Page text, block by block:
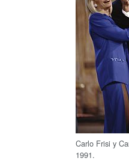
Carlo Frisi y
1991.